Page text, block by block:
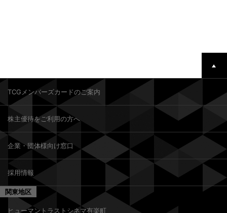
TCGメンバーズカードのご案内
株主優待をご利用の方へ
企業・団体様向け窓口
採用情報
関東地区
ヒューマントラストシネマ有楽町